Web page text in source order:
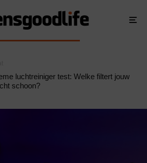
luchtreiniger test: Welke filtert jouw
schoon?